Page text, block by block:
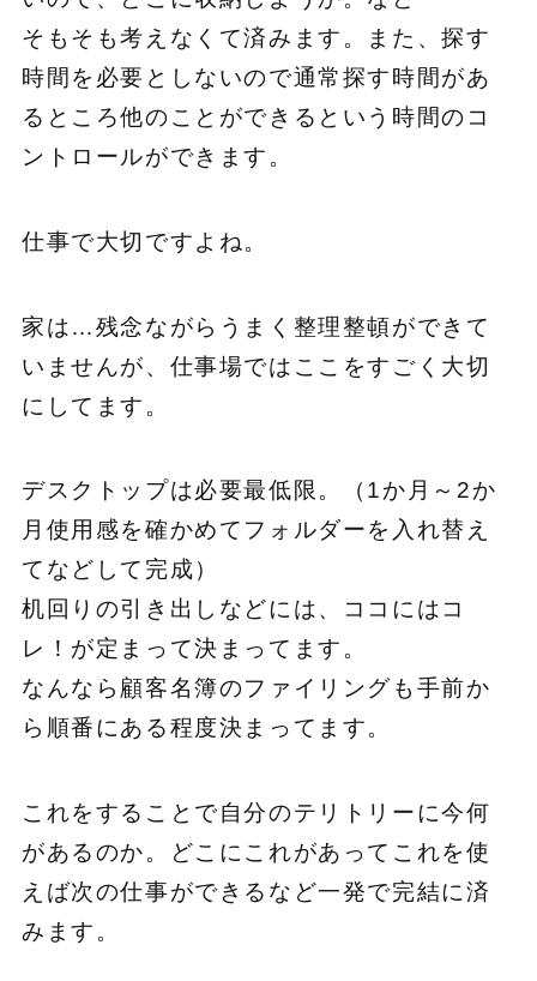
そもそも考えなくて済みます。また、探す
時間を必要としないので通常探す時間があ
るところ他のことができるという時間のコ
ントロールができます。
仕事で大切ですよね。
家は…残念ながらうまく整理整頓ができて
いませんが、仕事場ではここをすごく大切
にしてます。
デスクトップは必要最低限。（1か月～2か
月使用感を確かめてフォルダーを入れ替え
てなどして完成）
机回りの引き出しなどには、ココにはコ
レ！が定まって決まってます。
なんなら顧客名簿のファイリングも手前か
ら順番にある程度決まってます。
これをすることで自分のテリトリーに今何
があるのか。どこにこれがあってこれを使
えば次の仕事ができるなど一発で完結に済
みます。